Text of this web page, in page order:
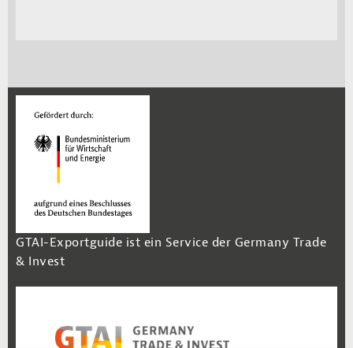
GTAI-Exportguide ist ein Service der Germany Trade
& Invest